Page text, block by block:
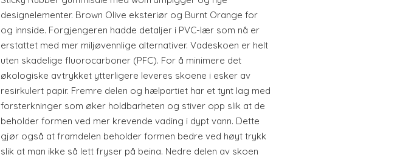
designelementer. Brown Olive eksteriør og Burnt Orange for
og innside. Forgjengeren hadde detaljer i PVC-lær som nå er
erstattet med mer miljøvennlige alternativer. Vadeskoen er helt
uten skadelige fluorocarboner (PFC). For å minimere det
økologiske avtrykket ytterligere leveres skoene i esker av
resirkulert papir. Fremre delen og hælpartiet har et tynt lag med
forsterkninger som øker holdbarheten og stiver opp slik at de
beholder formen ved mer krevende vading i dypt vann. Dette
gjør også at framdelen beholder formen bedre ved høyt trykk
slik at man ikke så lett fryser på beina. Nedre delen av skoen